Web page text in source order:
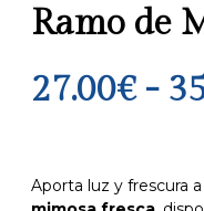
Ramo de
27.00€ -
Aporta luz y frescura